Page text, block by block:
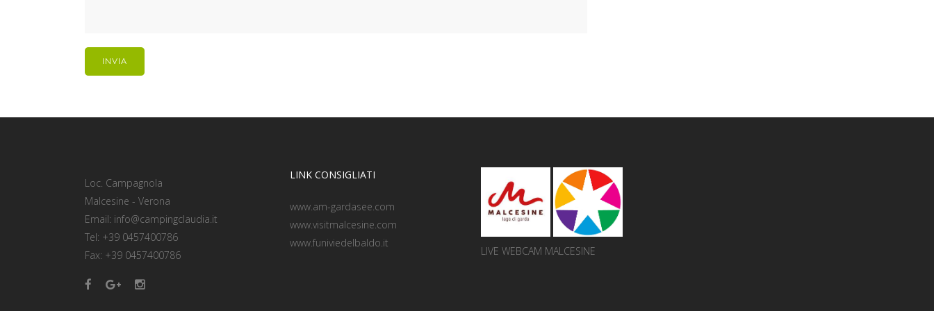
Loc. Campagnola
Malcesine - Verona
Email: info@campingclaudia.it
Tel: +39 0457400786
Fax: +39 0457400786
LINK CONSIGLIATI
www.am-gardasee.com
www.visitmalcesine.com
www.funiviedelbaldo.it
LIVE WEBCAM MALCESINE